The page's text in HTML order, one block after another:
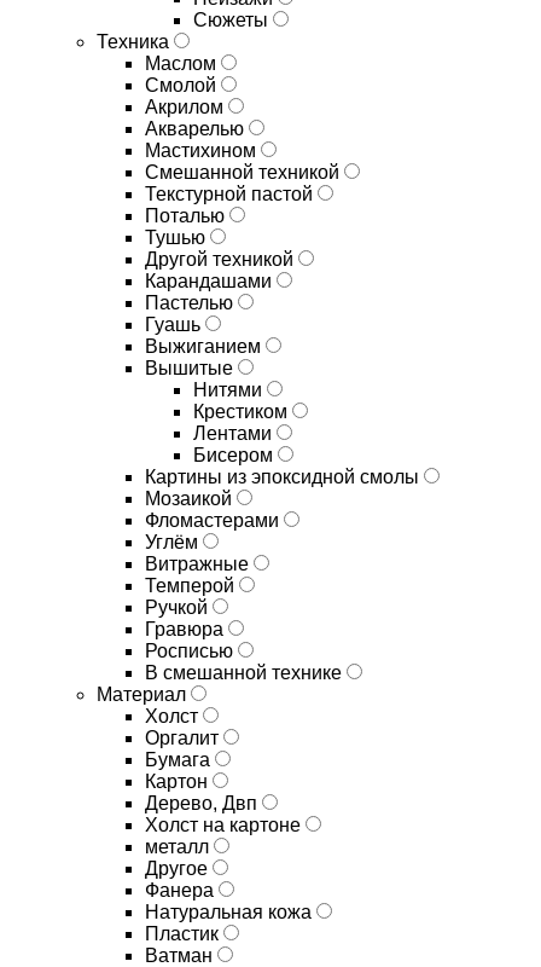
Сюжеты
Техника
Маслом
Смолой
Акрилом
Акварелью
Мастихином
Смешанной техникой
Текстурной пастой
Поталью
Тушью
Другой техникой
Карандашами
Пастелью
Гуашь
Выжиганием
Вышитые
Нитями
Крестиком
Лентами
Бисером
Картины из эпоксидной смолы
Мозаикой
Фломастерами
Углём
Витражные
Темперой
Ручкой
Гравюра
Росписью
В смешанной технике
Материал
Холст
Оргалит
Бумага
Картон
Дерево, Двп
Холст на картоне
металл
Другое
Фанера
Натуральная кожа
Пластик
Ватман